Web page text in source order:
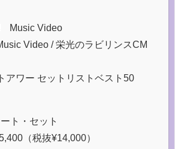
Music Video
Video / 栄光のラビリンスCM
アワー セットリストベスト50
ト・セット
（税抜¥14,000）